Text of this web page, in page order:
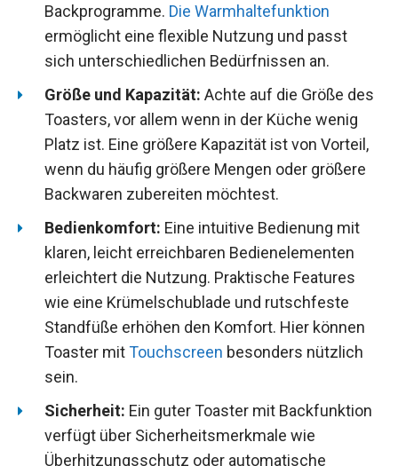
Backprogramme. Die Warmhaltefunktion
ermöglicht eine flexible Nutzung und passt
sich unterschiedlichen Bedürfnissen an.
Größe und Kapazität: Achte auf die Größe des
Toasters, vor allem wenn in der Küche wenig
Platz ist. Eine größere Kapazität ist von Vorteil,
wenn du häufig größere Mengen oder größere
Backwaren zubereiten möchtest.
Bedienkomfort: Eine intuitive Bedienung mit
klaren, leicht erreichbaren Bedienelementen
erleichtert die Nutzung. Praktische Features
wie eine Krümelschublade und rutschfeste
Standfüße erhöhen den Komfort. Hier können
Toaster mitTouchscreen besonders nützlich
sein.
Sicherheit: Ein guter Toaster mit Backfunktion
verfügt über Sicherheitsmerkmale wie
Überhitzungsschutz oder automatische